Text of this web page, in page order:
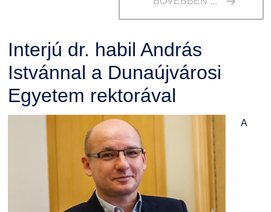
Interjú dr. habil András
Istvánnal a Dunaújvárosi
Egyetem rektorával
A